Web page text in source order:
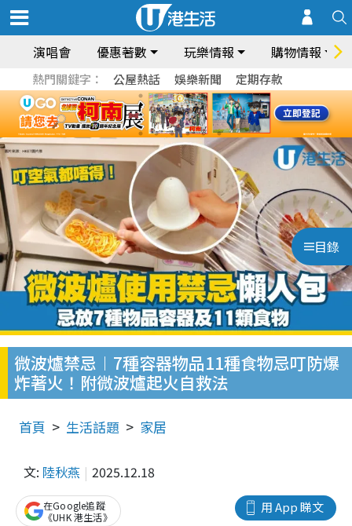
演唱會 優惠著數 玩樂情報 購物情報
熱門關鍵字： 公屋熱話 娛樂新聞 定期存款
目錄
微波爐禁忌︱7種容器物品11種食物忌叮防爆
炸著火！附微波爐起火自救法
首頁 生活話題 家居
文: 陸秋燕 2025.12.18
用 App 睇文
在Google追蹤
《UHK 港生活》